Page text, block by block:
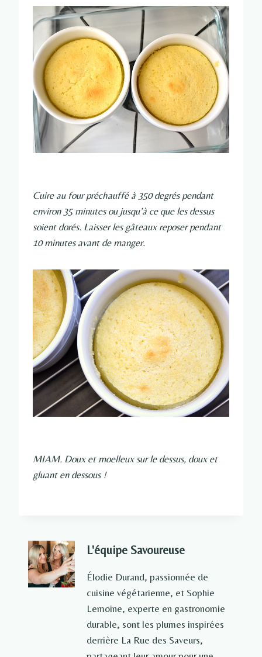
Cuire au four préchauffé à 350 degrés pendant
environ 35 minutes ou jusqu’à ce que les dessus
soient dorés. Laisser les gâteaux reposer pendant
10 minutes avant de manger.
MIAM. Doux et moelleux sur le dessus, doux et
gluant en dessous !
L'équipe Savoureuse
Élodie Durand, passionnée de
cuisine végétarienne, et Sophie
Lemoine, experte en gastronomie
durable, sont les plumes inspirées
derrière La Rue des Saveurs,